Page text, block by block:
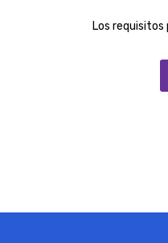
Los requisitos